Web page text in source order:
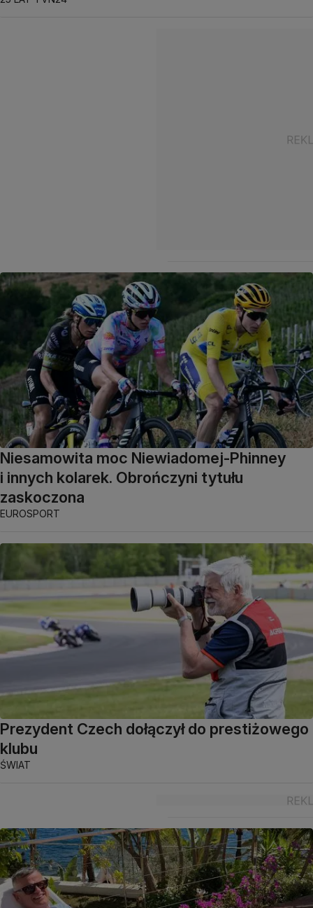
Niesamowita moc Niewiadomej-Phinney
i innych kolarek. Obrończyni tytułu
zaskoczona
EUROSPORT
Prezydent Czech dołączył do prestiżowego
klubu
ŚWIAT